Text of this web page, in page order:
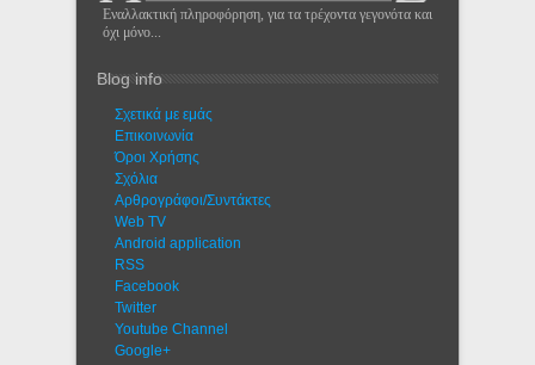
Εναλλακτική πληροφόρηση, για τα τρέχοντα γεγονότα και
όχι μόνο...
Blog info
Σχετικά με εμάς
Eπικοινωνία
Όροι Χρήσης
Σχόλια
Αρθρογράφοι/Συντάκτες
Web TV
Android application
RSS
Facebook
Twitter
Youtube Channel
Google+